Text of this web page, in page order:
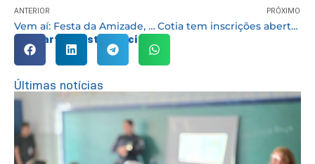
ANTERIOR
Vem aí: Festa da Amizade, evento solidário em prol do Pequeno Cotolengo
PRÓXIMO
Cotia tem inscrições abertas para cursos gratuitos nas áreas de beleza e estética
Compartilhe esta notícia:
Últimas notícias